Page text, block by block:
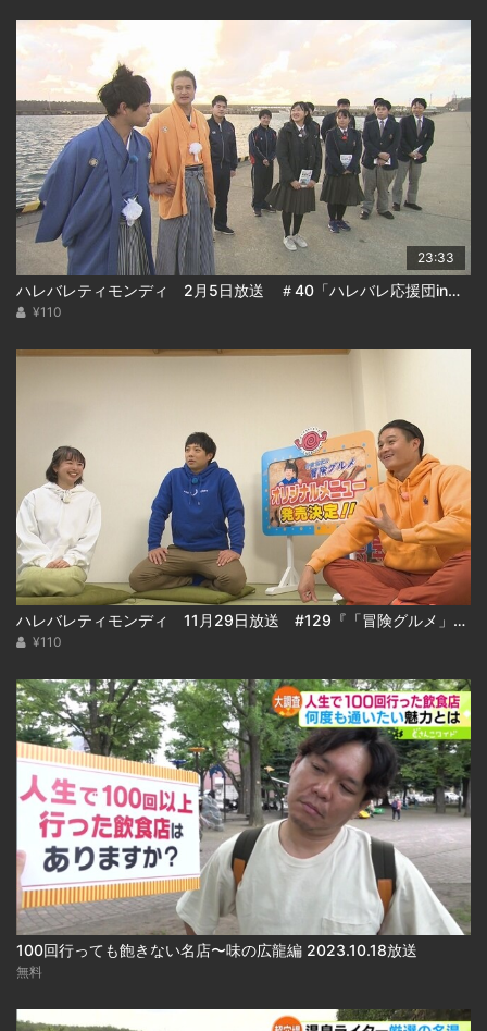
23:33
ハレバレティモンディ 2月5日放送 ＃40「ハレバレ応援団in松前(後)」
¥110
ハレバレティモンディ 11月29日放送 #129『「冒険グルメ」秋の大収穫祭＆重大発表！』
¥110
100回行っても飽きない名店〜味の広龍編 2023.10.18放送
無料